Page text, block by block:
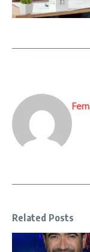
Related Posts